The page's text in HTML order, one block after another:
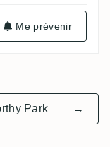
Me prévenir
Park →